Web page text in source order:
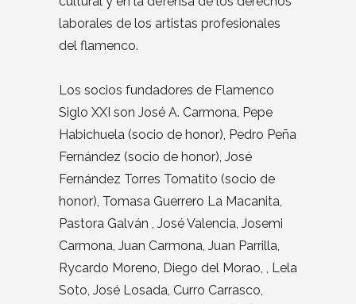
laborales de los artistas profesionales
del flamenco.
Los socios fundadores de Flamenco
Siglo XXI son José A. Carmona, Pepe
Habichuela (socio de honor), Pedro Peña
Fernández (socio de honor), José
Fernández Torres Tomatito (socio de
honor), Tomasa Guerrero La Macanita,
Pastora Galván , José Valencia, Josemi
Carmona, Juan Carmona, Juan Parrilla,
Rycardo Moreno, Diego del Morao, , Lela
Soto, José Losada, Curro Carrasco,